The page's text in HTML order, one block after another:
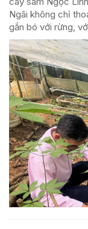
Ngãi không chỉ
gắn bó với rừng,